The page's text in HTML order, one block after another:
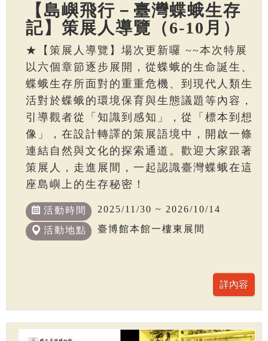
【島嶼飛行－臺灣蝶蛾生存
記】策展人導覽（6-10月）
★【策展人導覽】場次更新囉 ~~本次特展
以六個章節逐步展開，從蝶蛾的生命誕生、
蝶蛾生存所面對的重重危機、到現代人類生
活對於蝶蛾的環境保育與生態議題等內容，
引導觀者從「知識到感知」，從「標本到想
像」，在設計轉譯的策展語境中，開啟一條
連結自然與文化的探索通道。歡迎大家跟著
策展人，走進展間，一起認識臺灣蝶蛾在這
座島嶼上的生存秘密！
活動時間 2025/11/30 ~ 2026/10/14
活動地點 臺博館本館一樓東展間